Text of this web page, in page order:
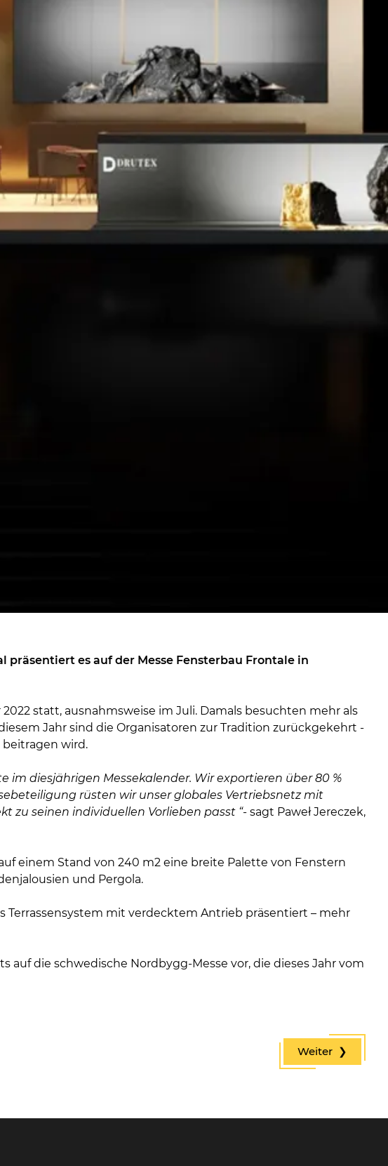
präsentiert es auf der Messe Fensterbau Frontale in
statt, ausnahmsweise im Juli. Damals besuchten mehr als
Jahr sind die Organisatoren zur Tradition zurückgekehrt -
beitragen wird.
im diesjährigen Messekalender. Wir exportieren über 80 %
rüsten wir unser globales Vertriebsnetz mit
zu seinen individuellen Vorlieben passt “- sagt Paweł Jereczek,
einem Stand von 240 m2 eine breite Palette von Fenstern
und Pergola.
mit verdecktem Antrieb präsentiert – mehr
auf die schwedische Nordbygg-Messe vor, die dieses Jahr vom
Weiter ❯